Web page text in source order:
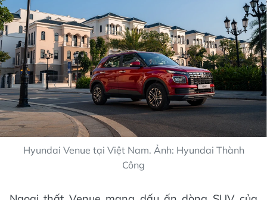
Hyundai Venue tại Việt Nam. Ảnh: Hyundai Thành
Công